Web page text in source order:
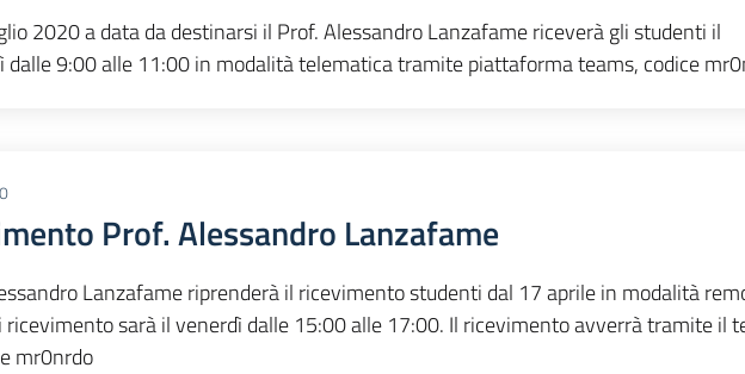
2020 a data da destinarsi il Prof. Alessandro Lanzafame riceverà gli studenti il
dalle 9:00 alle 11:00 in modalità telematica tramite piattaforma teams, codice
Prof. Alessandro Lanzafame
Lanzafame riprenderà il ricevimento studenti dal 17 aprile in modalità
ricevimento sarà il venerdì dalle 15:00 alle 17:00. Il ricevimento avverrà tramite il
mr0nrdo